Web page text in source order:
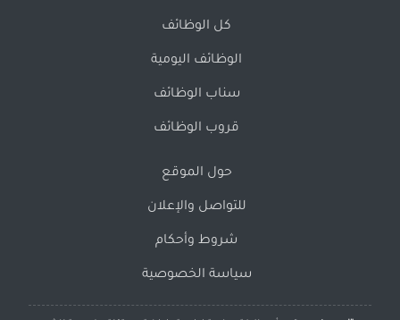
كل الوظائف
الوظائف اليومية
سناب الوظائف
قروب الوظائف
حول الموقع
للتواصل والإعلان
شروط وأحكام
سياسة الخصوصية